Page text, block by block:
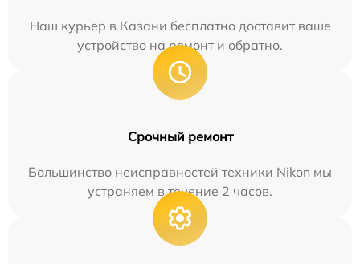
Наш курьер в Казани бесплатно доставит ваше
устройство на ремонт и обратно.
Срочный ремонт
Большинство неисправностей техники Nikon мы
устраняем в течение 2 часов.